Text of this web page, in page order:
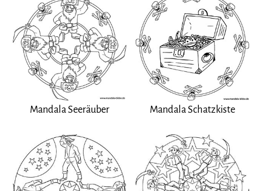
Mandala Seeräuber Mandala Schatzkiste